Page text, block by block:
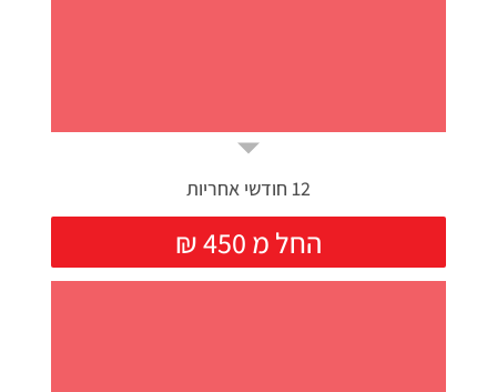
12 חודשי אחריות
₪ החל מ 450